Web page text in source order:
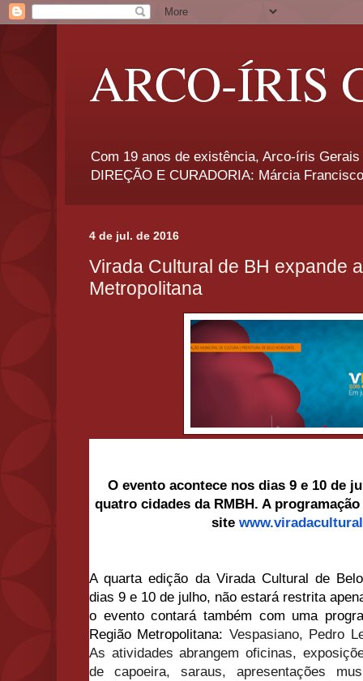
ARCO-ÍRIS
Com 19 anos de existência, Arco-íris
DIREÇÃO E CURADORIA: Márcia
4 de jul. de 2016
Virada Cultural de BH expande
Metropolitana
O evento acontece nos dias 9 e 10 de
quatro cidades da RMBH. A
site
A quarta edição da Virada Cultural de
dias 9 e 10 de julho, não estará restrita
o evento contará também com uma
Região Metropolitana: Vespasiano, Pedro
As atividades abrangem oficinas,
de capoeira, saraus, apresentações